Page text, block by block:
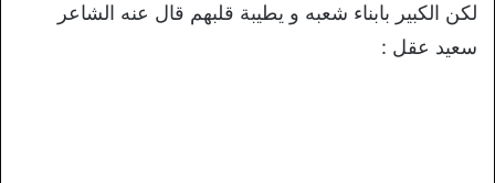
لكن الكبير بابناء شعبه و يطيبة قلبهم قال عنه الشاعر
سعيد عقل :